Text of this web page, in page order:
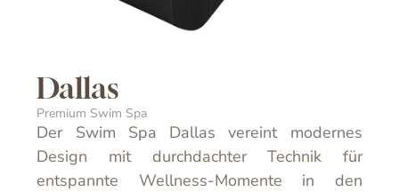
Dallas
Premium Swim Spa
Der Swim Spa Dallas vereint modernes
Design mit durchdachter Technik für
entspannte Wellness-Momente in den